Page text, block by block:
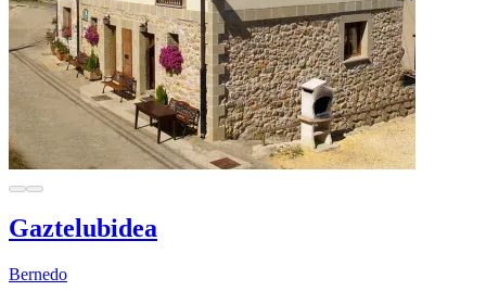
Gaztelubidea
Bernedo